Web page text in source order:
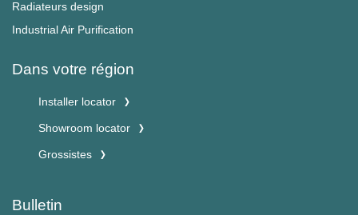
Radiateurs design
Industrial Air Purification
Dans votre région
Installer locator
Showroom locator
Grossistes
Bulletin